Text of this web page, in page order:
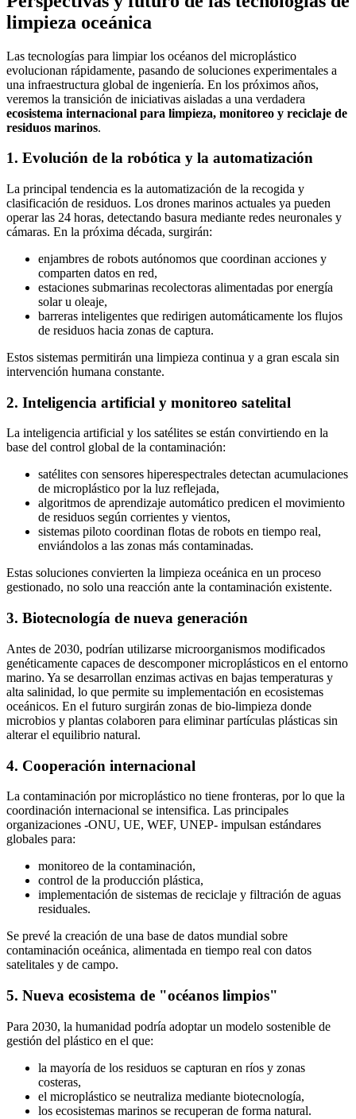
limpieza oceánica
Las tecnologías para limpiar los océanos del microplástico
evolucionan rápidamente, pasando de soluciones experimentales a
una infraestructura global de ingeniería. En los próximos años,
veremos la transición de iniciativas aisladas a una verdadera
ecosistema internacional para limpieza, monitoreo y reciclaje de
residuos marinos.
1. Evolución de la robótica y la automatización
La principal tendencia es la automatización de la recogida y
clasificación de residuos. Los drones marinos actuales ya pueden
operar las 24 horas, detectando basura mediante redes neuronales y
cámaras. En la próxima década, surgirán:
enjambres de robots autónomos que coordinan acciones y
comparten datos en red,
estaciones submarinas recolectoras alimentadas por energía
solar u oleaje,
barreras inteligentes que redirigen automáticamente los flujos
de residuos hacia zonas de captura.
Estos sistemas permitirán una limpieza continua y a gran escala sin
intervención humana constante.
2. Inteligencia artificial y monitoreo satelital
La inteligencia artificial y los satélites se están convirtiendo en la
base del control global de la contaminación:
satélites con sensores hiperespectrales detectan acumulaciones
de microplástico por la luz reflejada,
algoritmos de aprendizaje automático predicen el movimiento
de residuos según corrientes y vientos,
sistemas piloto coordinan flotas de robots en tiempo real,
enviándolos a las zonas más contaminadas.
Estas soluciones convierten la limpieza oceánica en un proceso
gestionado, no solo una reacción ante la contaminación existente.
3. Biotecnología de nueva generación
Antes de 2030, podrían utilizarse microorganismos modificados
genéticamente capaces de descomponer microplásticos en el entorno
marino. Ya se desarrollan enzimas activas en bajas temperaturas y
alta salinidad, lo que permite su implementación en ecosistemas
oceánicos. En el futuro surgirán zonas de bio-limpieza donde
microbios y plantas colaboren para eliminar partículas plásticas sin
alterar el equilibrio natural.
4. Cooperación internacional
La contaminación por microplástico no tiene fronteras, por lo que la
coordinación internacional se intensifica. Las principales
organizaciones -ONU, UE, WEF, UNEP- impulsan estándares
globales para:
monitoreo de la contaminación,
control de la producción plástica,
implementación de sistemas de reciclaje y filtración de aguas
residuales.
Se prevé la creación de una base de datos mundial sobre
contaminación oceánica, alimentada en tiempo real con datos
satelitales y de campo.
5. Nueva ecosistema de "océanos limpios"
Para 2030, la humanidad podría adoptar un modelo sostenible de
gestión del plástico en el que:
la mayoría de los residuos se capturan en ríos y zonas
costeras,
el microplástico se neutraliza mediante biotecnología,
los ecosistemas marinos se recuperan de forma natural.